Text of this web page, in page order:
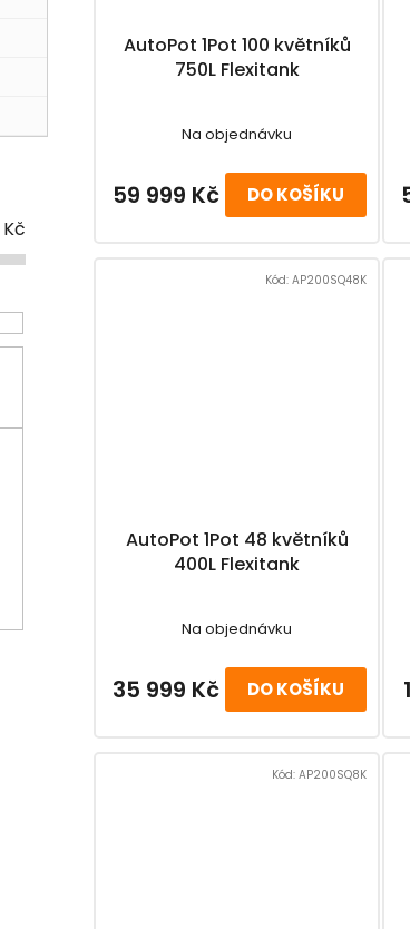
Kč
AutoPot 1Pot 100 květníků
750L Flexitank
Na objednávku
DO KOŠÍKU
59 999 Kč
AutoPot 1Pot 48 květníků
400L Flexitank
Na objednávku
DO KOŠÍKU
35 999 Kč
Kód:AP200SQ48K
Kód:AP200SQ8K